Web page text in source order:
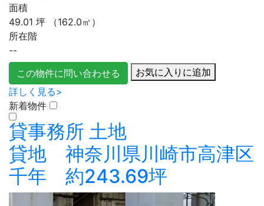
面積
49.01 坪 （162.0㎡）
所在階
--
この物件に問い合わせる
お気に入りに追加
詳しく見る>
新着物件
貸事務所 土地
貸地 神奈川県川崎市高津区
千年 約243.69坪